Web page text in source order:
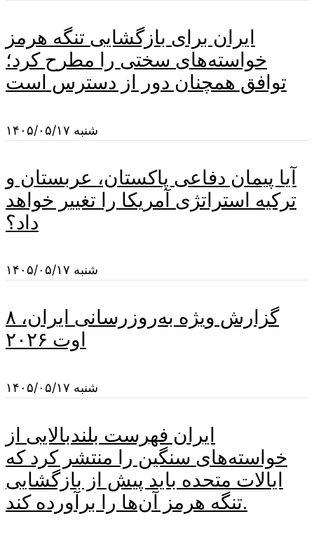
ایران برای بازگشایی تنگه هرمز
خواسته‌های سختی را مطرح کرد؛
توافق همچنان دور از دسترس است
شنبه ۱۴۰۵/۰۵/۱۷
آیا پیمان دفاعی پاکستان، عربستان و
ترکیه استراتژی آمریکا را تغییر خواهد
داد؟
شنبه ۱۴۰۵/۰۵/۱۷
گزارش ویژه به‌روزرسانی ایران، ۸
اوت ۲۰۲۶
شنبه ۱۴۰۵/۰۵/۱۷
ایران فهرست بلندبالایی از
خواسته‌های سنگین را منتشر کرد که
ایالات متحده باید پیش از بازگشایی
تنگه هرمز آن‌ها را برآورده کند.